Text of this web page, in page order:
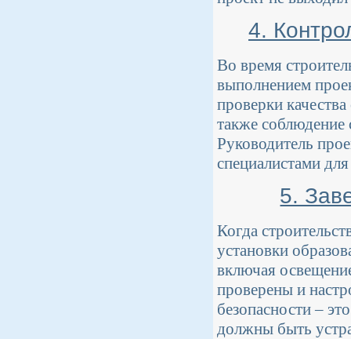
4.
Во время
выполнением
проверки
также соблюдение
Руководитель
специалистами
5.
Когда
установки
включая
проверены и
безопасности –
должны быть